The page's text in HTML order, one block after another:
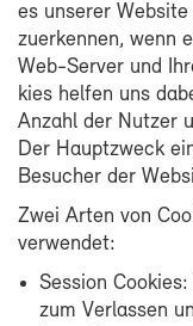
es un­se­rer
zu­er­ken­nen, wenn
Web-​Server und
kies hel­fen uns
An­zahl der Nut­zer
Der Haupt­zweck
Be­su­cher der
Zwei Ar­ten von
ver­wen­det:
Ses­si­on
zum Ver­las­sen